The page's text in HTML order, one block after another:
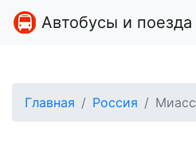
Автобусы и поезда
Главная Россия Миасс